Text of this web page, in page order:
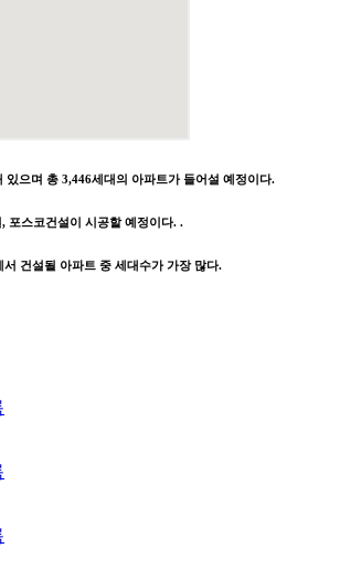
있으며 총 3,446세대의 아파트가 들어설 예정이다.
포스코건설이 시공할 예정이다. .
서 건설될 아파트 중 세대수가 가장 많다.​